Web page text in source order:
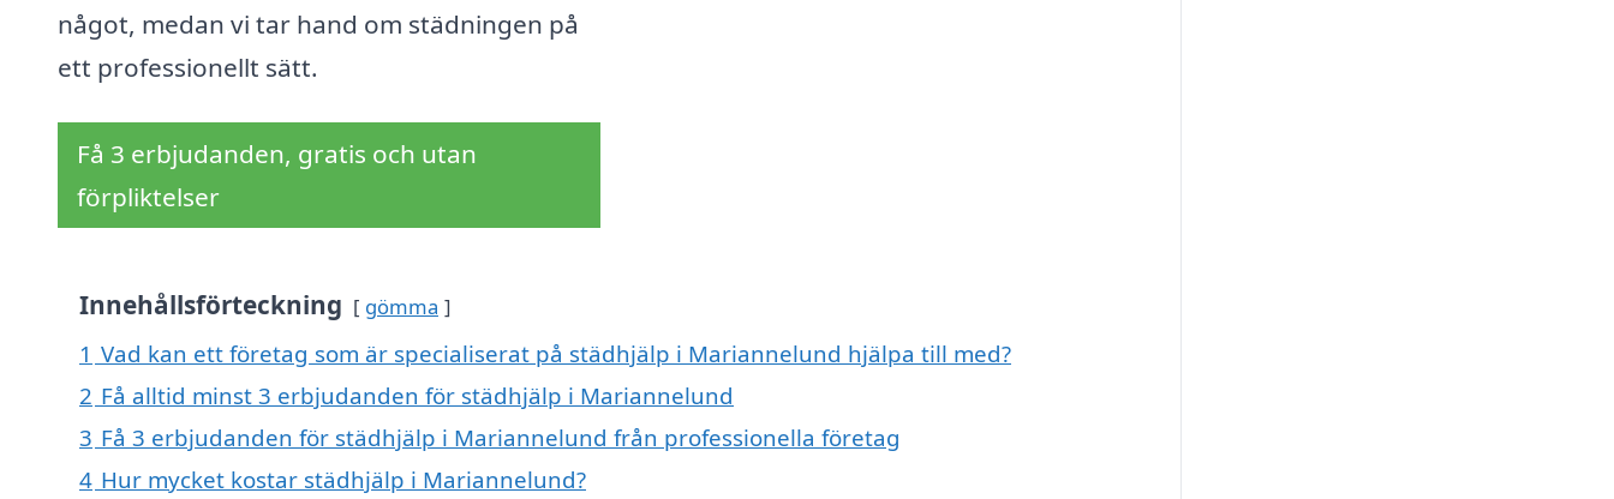
något, medan vi tar hand om städningen på
ett professionellt sätt.
Få 3 erbjudanden, gratis och utan
förpliktelser
Innehållsförteckning gömma
1 Vad kan ett företag som är specialiserat på städhjälp i Mariannelund hjälpa till med?
2 Få alltid minst 3 erbjudanden för städhjälp i Mariannelund
3 Få 3 erbjudanden för städhjälp i Mariannelund från professionella företag
4 Hur mycket kostar städhjälp i Mariannelund?